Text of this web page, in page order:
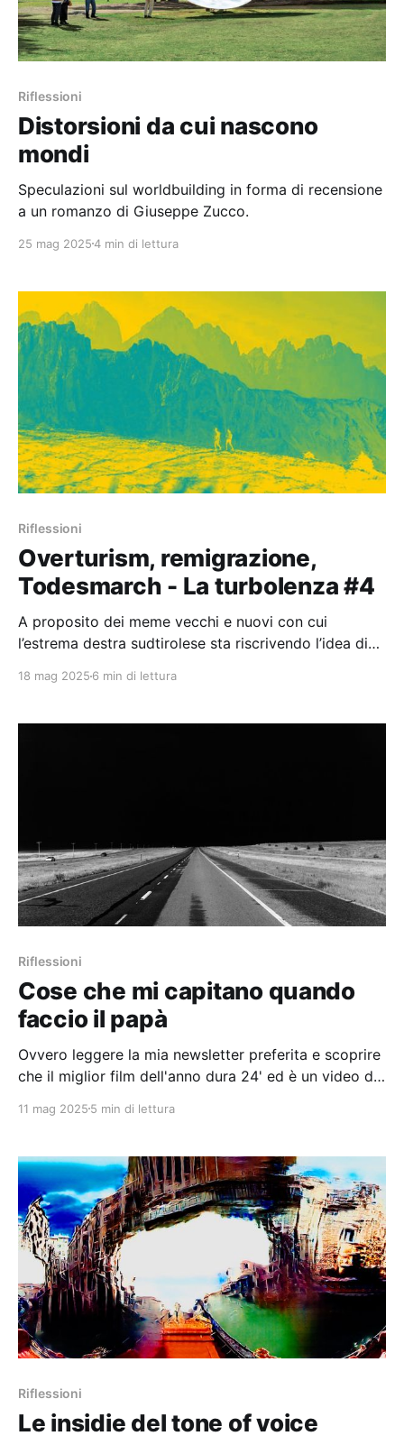
Riflessioni
Distorsioni da cui nascono
mondi
Speculazioni sul worldbuilding in forma di recensione
a un romanzo di Giuseppe Zucco.
25 mag 20254 min di lettura
Riflessioni
Overturism, remigrazione,
Todesmarch - La turbolenza #4
A proposito dei meme vecchi e nuovi con cui
l’estrema destra sudtirolese sta riscrivendo l’idea di
18 mag 2025 6 min di lettura
Riflessioni
Cose che mi capitano quando
faccio il papà
Ovvero leggere la mia newsletter preferita e scoprire
che il miglior film dell'anno dura 24' ed è un video di
11 mag 2025 5 min di lettura
Riflessioni
Le insidie del tone of voice